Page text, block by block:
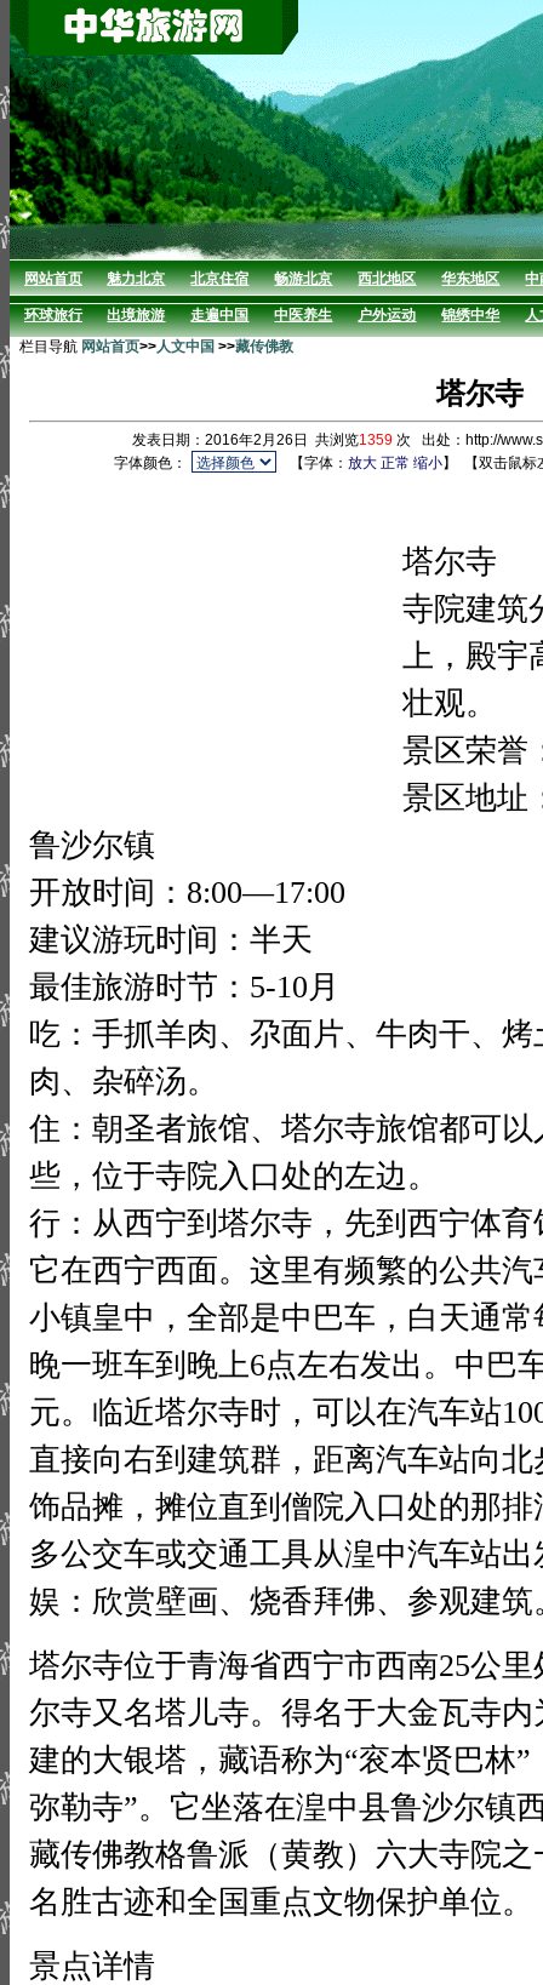
网站首页 魅力北京 北京住宿 畅游北京 西北地区 华东地区 中
环球旅行 出境旅游 走遍中国 中医养生 户外运动 锦绣中华
人
栏目导航 网站首页>>人文中国 >>藏传佛教
塔尔寺
发表日期：2016年2月26日 共浏览1359 次 出处：http://
字体颜色：
【字体：放大 正常 缩小】 【双击鼠
塔尔寺
寺院建筑
上，殿宇
壮观。
景区荣誉
景区地址
鲁沙尔镇
开放时间：8:00—17:00
建议游玩时间：半天
最佳旅游时节：5-10月
吃：手抓羊肉、尕面片、牛肉干、
肉、杂碎汤。
住：朝圣者旅馆、塔尔寺旅馆都可
些，位于寺院入口处的左边。
行：从西宁到塔尔寺，先到西宁体
它在西宁西面。这里有频繁的公共
小镇皇中，全部是中巴车，白天通
晚一班车到晚上6点左右发出。中巴
元。临近塔尔寺时，可以在汽车站
直接向右到建筑群，距离汽车站向
饰品摊，摊位直到僧院入口处的那
多公交车或交通工具从湟中汽车站
娱：欣赏壁画、烧香拜佛、参观建筑
塔尔寺位于青海省西宁市西南25公
尔寺又名塔儿寺。得名于大金瓦寺
建的大银塔，藏语称为“衮本贤巴林
弥勒寺”。它坐落在湟中县鲁沙尔镇
藏传佛教格鲁派（黄教）六大寺院
名胜古迹和全国重点文物保护单位。
景点详情